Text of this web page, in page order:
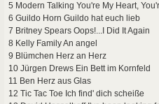
5 Modern Talking You're My Heart,
6 Guildo Horn Guildo hat euch lieb
7 Britney Spears Oops!...I Did It Again
8 Kelly Family An angel
9 Blümchen Herz an Herz
10 Jürgen Drews Ein Bett im Kornfeld
11 Ben Herz aus Glas
12 Tic Tac Toe Ich find' dich scheiße